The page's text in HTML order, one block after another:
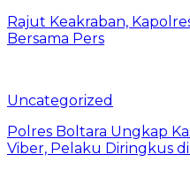
Rajut Keakraban,
Bersama Pers
Uncategorized
Polres Boltara Ungkap
Viber, Pelaku Diringkus di